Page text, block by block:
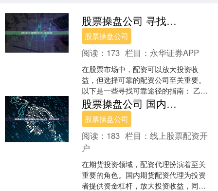
股票操盘公司 寻找股票配资公司：可靠途径指南
股票操盘公司
阅读： 173 栏目： 永华证券APP
在股票市场中，配资可以放大投资收
益，但选择可靠的配资公司至关重要。
以下是一些寻找可靠途径的指南： 乙方
同意向甲方提供配资金额为人民币[金额]
元。 **1. 监管....
股票操盘公司 国内期货配资代理：安全可靠，助你投资无忧
股票操盘公司
阅读： 183 栏目：线上股票配资开
户
在期货投资领域，配资代理扮演着至关
重要的角色。国内期货配资代理为投资
者提供资金杠杆，放大投资收益，同时